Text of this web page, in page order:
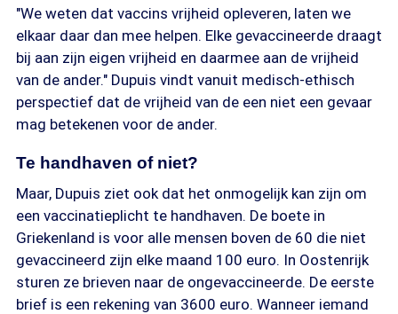
"We weten dat vaccins vrijheid opleveren, laten we
elkaar daar dan mee helpen. Elke gevaccineerde draagt
bij aan zijn eigen vrijheid en daarmee aan de vrijheid
van de ander." Dupuis vindt vanuit medisch-ethisch
perspectief dat de vrijheid van de een niet een gevaar
mag betekenen voor de ander.
Te handhaven of niet?
Maar, Dupuis ziet ook dat het onmogelijk kan zijn om
een vaccinatieplicht te handhaven. De boete in
Griekenland is voor alle mensen boven de 60 die niet
gevaccineerd zijn elke maand 100 euro. In Oostenrijk
sturen ze brieven naar de ongevaccineerde. De eerste
brief is een rekening van 3600 euro. Wanneer iemand